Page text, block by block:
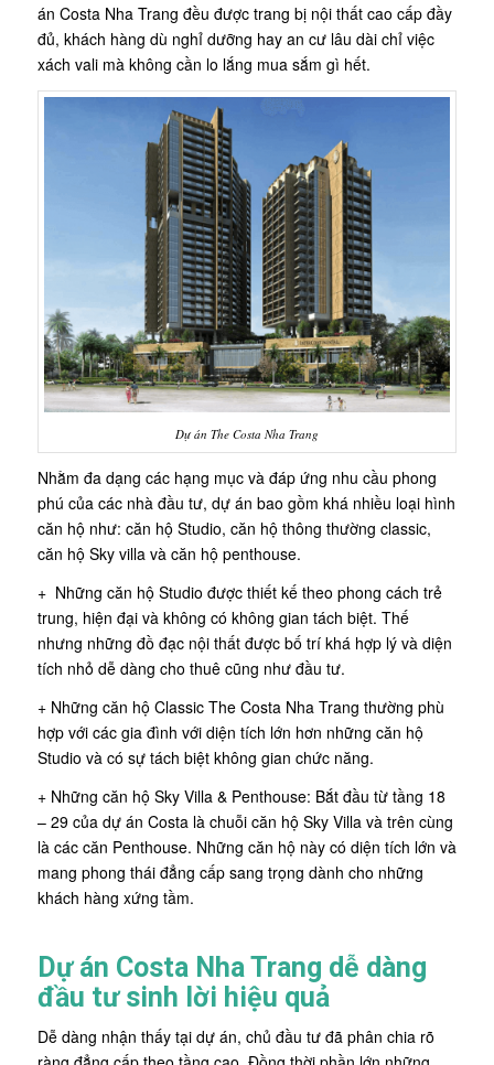
án Costa Nha Trang đều được trang bị nội thất cao cấp đầy
đủ, khách hàng dù nghỉ dưỡng hay an cư lâu dài chỉ việc
xách vali mà không cần lo lắng mua sắm gì hết.
Dự án The Costa Nha Trang
Nhằm đa dạng các hạng mục và đáp ứng nhu cầu phong
phú của các nhà đầu tư, dự án bao gồm khá nhiều loại hình
căn hộ như: căn hộ Studio, căn hộ thông thường classic,
căn hộ Sky villa và căn hộ penthouse.
+ Những căn hộ Studio được thiết kế theo phong cách trẻ
trung, hiện đại và không có không gian tách biệt. Thế
nhưng những đồ đạc nội thất được bố trí khá hợp lý và diện
tích nhỏ dễ dàng cho thuê cũng như đầu tư.
+ Những căn hộ Classic The Costa Nha Trang thường phù
hợp với các gia đình với diện tích lớn hơn những căn hộ
Studio và có sự tách biệt không gian chức năng.
+ Những căn hộ Sky Villa & Penthouse: Bắt đầu từ tầng 18
– 29 của dự án Costa là chuỗi căn hộ Sky Villa và trên cùng
là các căn Penthouse. Những căn hộ này có diện tích lớn và
mang phong thái đẳng cấp sang trọng dành cho những
khách hàng xứng tầm.
Dự án Costa Nha Trang dễ dàng
đầu tư sinh lời hiệu quả
Dễ dàng nhận thấy tại dự án, chủ đầu tư đã phân chia rõ